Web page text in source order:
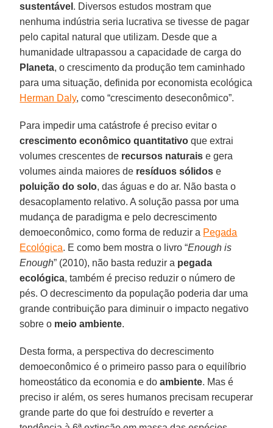
sustentável . Diversos estudos mostram que
nenhuma indústria seria lucrativa se tivesse de pagar
pelo capital natural que utilizam. Desde que a
humanidade ultrapassou a capacidade de carga do
Planeta, o crescimento da produção tem caminhado
para uma situação, definida por economista ecológica
Herman Daly, como “crescimento deseconômico”.
Para impedir uma catástrofe é preciso evitar o
crescimento econômico quantitativo que extrai
volumes crescentes de recursos naturais e gera
volumes ainda maiores de resíduos sólidos e
poluição do solo, das águas e do ar. Não basta o
desacoplamento relativo. A solução passa por uma
mudança de paradigma e pelo decrescimento
demoeconômico, como forma de reduzir a Pegada
Ecológica. E como bem mostra o livro “Enough is
Enough” (2010), não basta reduzir a pegada
ecológica, também é preciso reduzir o número de
pés. O decrescimento da população poderia dar uma
grande contribuição para diminuir o impacto negativo
sobre o meio ambiente.
Desta forma, a perspectiva do decrescimento
demoeconômico é o primeiro passo para o equilíbrio
homeostático da economia e doambiente. Mas é
preciso ir além, os seres humanos precisam recuperar
grande parte do que foi destruído e reverter a